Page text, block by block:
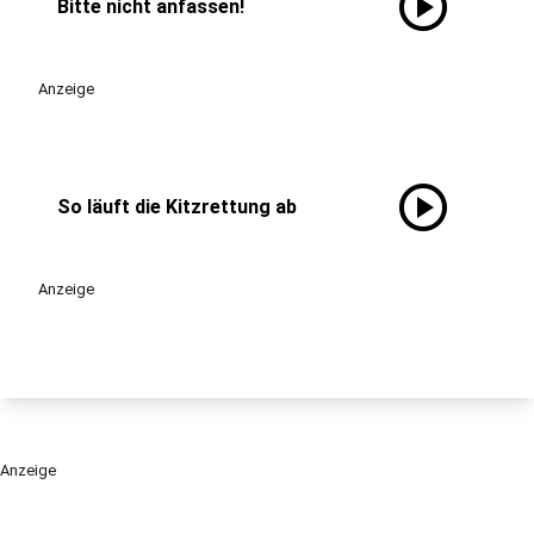
Bitte nicht anfassen!
Anzeige
So läuft die Kitzrettung ab play_circle
Anzeige
Anzeige